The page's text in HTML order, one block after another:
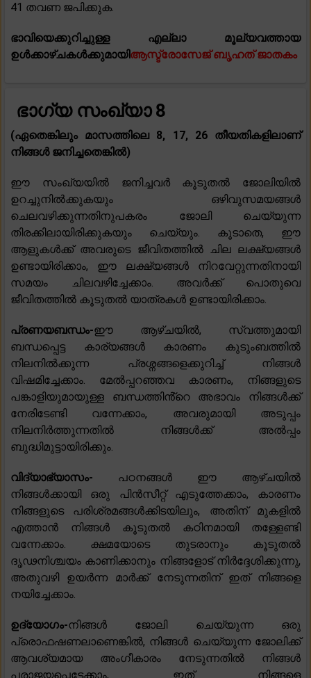
41 തവണ ജപിക്കുക.
ഭാവിയെക്കുറിച്ചുള്ള എല്ലാ മൂല്യവത്തായ
ഉൾക്കാഴ്ചകൾക്കുമായിആസ്ട്രോസേജ് ബൃഹത് ജാതകം
ഭാഗ്യ സംഖ്യാ 8
(ഏതെങ്കിലും മാസത്തിലെ 8, 17, 26 തീയതികളിലാണ്
നിങ്ങൾ ജനിച്ചതെങ്കിൽ)
ഈ സംഖ്യയിൽ ജനിച്ചവർ കൂടുതൽ ജോലിയിൽ
ഉറച്ചുനിൽക്കുകയും ഒഴിവുസമയങ്ങൾ
ചെലവഴിക്കുന്നതിനുപകരം ജോലി ചെയ്യുന്ന
തിരക്കിലായിരിക്കുകയും ചെയ്യും. കൂടാതെ, ഈ
ആളുകൾക്ക് അവരുടെ ജീവിതത്തിൽ ചില ലക്ഷ്യങ്ങൾ
ഉണ്ടായിരിക്കാം, ഈ ലക്ഷ്യങ്ങൾ നിറവേറ്റുന്നതിനായി
സമയം ചിലവഴിച്ചേക്കാം. അവർക്ക് പൊതുവെ
ജീവിതത്തിൽ കൂടുതൽ യാത്രകൾ ഉണ്ടായിരിക്കാം.
പ്രണയബന്ധം-ഈ ആഴ്ചയിൽ, സ്വത്തുമായി
ബന്ധപ്പെട്ട കാര്യങ്ങൾ കാരണം കുടുംബത്തിൽ
നിലനിൽക്കുന്ന പ്രശ്നങ്ങളെക്കുറിച്ച് നിങ്ങൾ
വിഷമിച്ചേക്കാം. മേൽപ്പറഞ്ഞവ കാരണം, നിങ്ങളുടെ
പങ്കാളിയുമായുള്ള ബന്ധത്തിൻ്റെ അഭാവം നിങ്ങൾക്ക്
നേരിടേണ്ടി വന്നേക്കാം, അവരുമായി അടുപ്പം
നിലനിർത്തുന്നതിൽ നിങ്ങൾക്ക് അൽപ്പം
ബുദ്ധിമുട്ടായിരിക്കും.
വിദ്യാഭ്യാസം- പഠനങ്ങൾ ഈ ആഴ്‌ചയിൽ
നിങ്ങൾക്കായി ഒരു പിൻസീറ്റ് എടുത്തേക്കാം, കാരണം
നിങ്ങളുടെ പരിശ്രമങ്ങൾക്കിടയിലും, അതിന് മുകളിൽ
എത്താൻ നിങ്ങൾ കൂടുതൽ കഠിനമായി തള്ളേണ്ടി
വന്നേക്കാം. ക്ഷമയോടെ തുടരാനും കൂടുതൽ
ദൃഢനിശ്ചയം കാണിക്കാനും നിങ്ങളോട് നിർദ്ദേശിക്കുന്നു,
അതുവഴി ഉയർന്ന മാർക്ക് നേടുന്നതിന് ഇത് നിങ്ങളെ
നയിച്ചേക്കാം.
ഉദ്യോഗം-നിങ്ങൾ ജോലി ചെയ്യുന്ന ഒരു
പ്രൊഫഷണലാണെങ്കിൽ, നിങ്ങൾ ചെയ്യുന്ന ജോലിക്ക്
ആവശ്യമായ അംഗീകാരം നേടുന്നതിൽ നിങ്ങൾ
പരാജയപ്പെട്ടേക്കാം, ഇത് നിങ്ങളെ